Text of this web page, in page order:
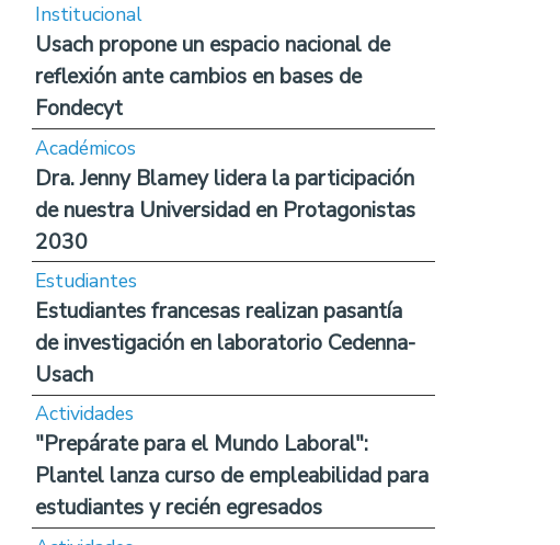
Institucional
Usach propone un espacio nacional de
reflexión ante cambios en bases de
Fondecyt
Académicos
Dra. Jenny Blamey lidera la participación
de nuestra Universidad en Protagonistas
2030
Estudiantes
Estudiantes francesas realizan pasantía
de investigación en laboratorio Cedenna-
Usach
Actividades
"Prepárate para el Mundo Laboral":
Plantel lanza curso de empleabilidad para
estudiantes y recién egresados